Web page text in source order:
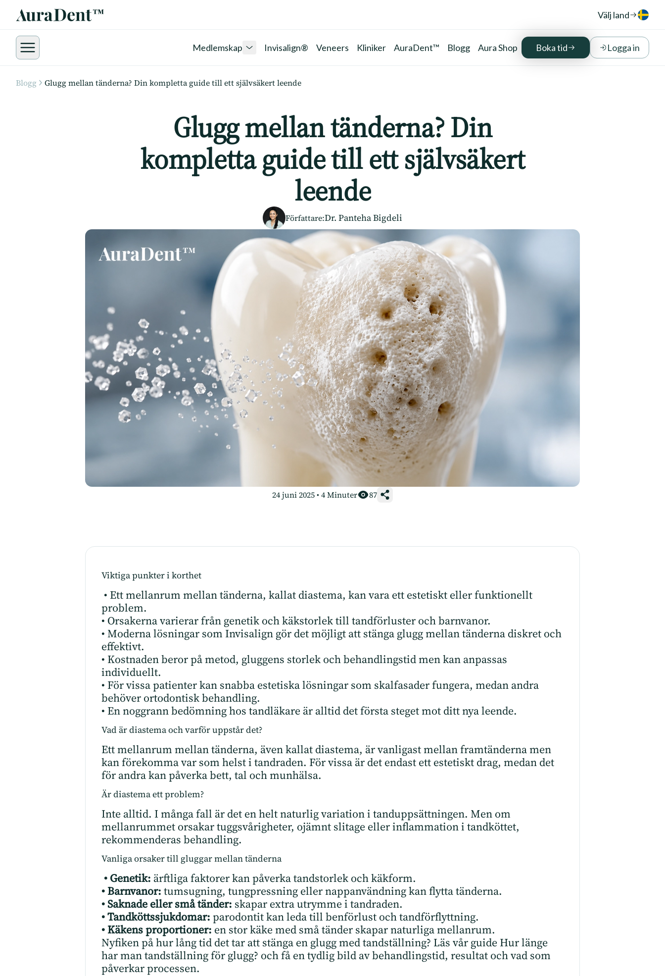
Välj land
Medlemskap Invisalign® Veneers Kliniker AuraDent™ Blogg Aura Shop Boka tid Logga in
Blogg Glugg mellan tänderna? Din kompletta guide till ett självsäkert leende
Glugg mellan tänderna? Din
kompletta guide till ett självsäkert
leende
Författare:Dr. Panteha Bigdeli
24 juni 2025•4Minuter 87
Viktiga punkter i korthet
• Ett mellanrum mellan tänderna, kallat diastema, kan vara ett estetiskt eller funktionellt
problem.
• Orsakerna varierar från genetik och käkstorlek till tandförluster och barnvanor.
• Moderna lösningar som Invisalign gör det möjligt att stänga glugg mellan tänderna diskret och
effektivt.
• Kostnaden beror på metod, gluggens storlek och behandlingstid men kan anpassas
individuellt.
• För vissa patienter kan snabba estetiska lösningar som skalfasader fungera, medan andra
behöver ortodontisk behandling.
• En noggrann bedömning hos tandläkare är alltid det första steget mot ditt nya leende.
Vad är diastema och varför uppstår det?
Ett mellanrum mellan tänderna, även kallat diastema, är vanligast mellan framtänderna men
kan förekomma var som helst i tandraden. För vissa är det endast ett estetiskt drag, medan det
för andra kan påverka bett, tal och munhälsa.
Är diastema ett problem?
Inte alltid. I många fall är det en helt naturlig variation i tanduppsättningen. Men om
mellanrummet orsakar tuggsvårigheter, ojämnt slitage eller inflammation i tandköttet,
rekommenderas behandling.
Vanliga orsaker till gluggar mellan tänderna
• Genetik: ärftliga faktorer kan påverka tandstorlek och käkform.
• Barnvanor: tumsugning, tungpressning eller nappanvändning kan flytta tänderna.
• Saknade eller små tänder: skapar extra utrymme i tandraden.
• Tandköttssjukdomar: parodontit kan leda till benförlust och tandförflyttning.
• Käkens proportioner: en stor käke med små tänder skapar naturliga mellanrum.
Nyfiken på hur lång tid det tar att stänga en glugg med tandställning? Läs vår guide Hur länge
har man tandställning för glugg? och få en tydlig bild av behandlingstid, resultat och vad som
påverkar processen.